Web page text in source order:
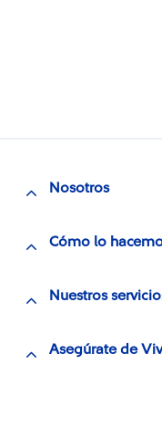
Nosotros
Cómo lo
Nuestros
Asegúrate de